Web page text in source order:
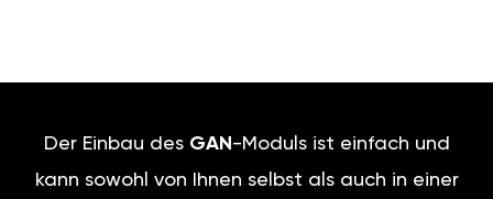
Der Einbau des GAN -Moduls ist einfach und
kann sowohl von Ihnen selbst als auch in einer